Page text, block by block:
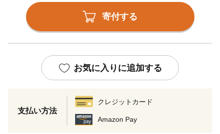
寄付する
お気に入りに追加する
支払い方法
クレジットカード
Amazon Pay